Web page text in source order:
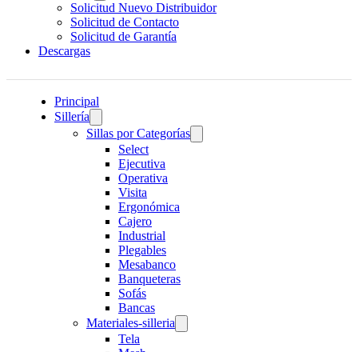
Solicitud Nuevo Distribuidor
Solicitud de Contacto
Solicitud de Garantía
Descargas
Principal
Sillería
Sillas por Categorías
Select
Ejecutiva
Operativa
Visita
Ergonómica
Cajero
Industrial
Plegables
Mesabanco
Banqueteras
Sofás
Bancas
Materiales-silleria
Tela